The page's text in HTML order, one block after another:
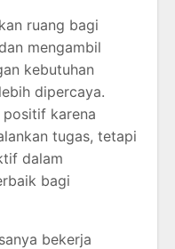
ruang bagi
mengambil
kebutuhan
dipercaya.
positif karena
tugas, tetapi
dalam
bagi
bekerja